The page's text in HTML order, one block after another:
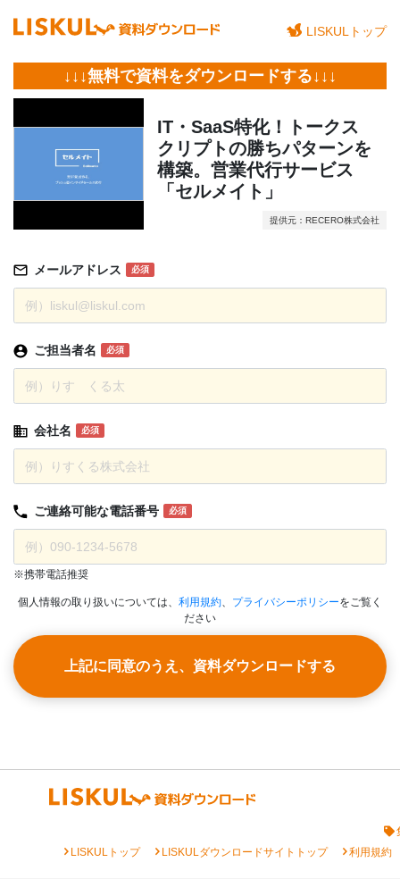
LISKULトップ
↓↓↓無料で資料をダウンロードする↓↓↓
IT・SaaS特化！トークス
クリプトの勝ちパターンを
構築。営業代行サービス
「セルメイト」
提供元：RECERO株式会社
メールアドレス 必須
ご担当者名 必須
会社名 必須
ご連絡可能な電話番号 必須
※携帯電話推奨
個人情報の取り扱いについては、 利用規約、 プライバシーポリシーをご覧く
ださい
上記に同意のうえ、資料ダウンロードする
chevron_rightLISKULトップ chevron_rightLISKULダウンロードサイトトップ chevron_right利用規約